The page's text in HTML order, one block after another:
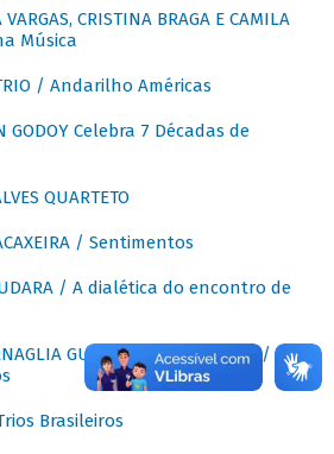
CRISTINA BRAGA E CAMILA
Música
/ Andarilho Américas
GODOY Celebra 7 Décadas de
QUARTETO
/ Sentimentos
/ A dialética do encontro de
GUITAR QUARTET (QGQ) /
Brasileiros